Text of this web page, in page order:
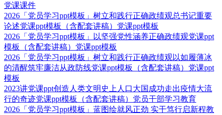
党课课件
2026「党员学习ppt模板」树立和践行正确政绩观总书记重要
论述党课ppt模板（含配套讲稿）党课ppt模板
2026「党员学习ppt模板」以坚强党性涵养正确政绩观党课ppt
模板（含配套讲稿）党课ppt模板
2026「党员学习ppt模板」树立和践行正确政绩观以如履薄冰
的清醒筑牢廉洁从政防线党课ppt模板（含配套讲稿）党课ppt
模板
2023讲党课ppt创造人类文明史上人口大国成功走出疫情大流
行的奇迹党课ppt模板（含配套讲稿）党员干部学习教育
2026「党员学习ppt模板」蓝图绘就风正劲 实干笃行启新程教